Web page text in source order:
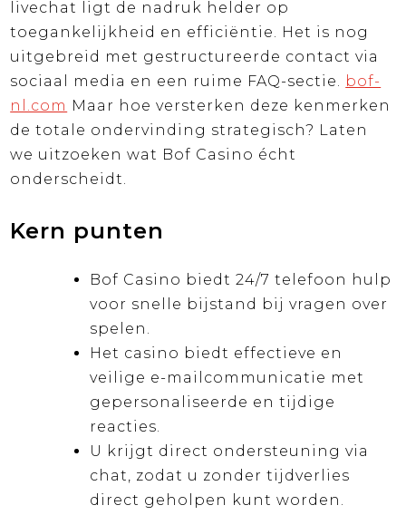
livechat ligt de nadruk helder op
toegankelijkheid en efficiëntie. Het is nog
uitgebreid met gestructureerde contact via
sociaal media en een ruime FAQ-sectie. bof-
nl.com Maar hoe versterken deze kenmerken
de totale ondervinding strategisch? Laten
we uitzoeken wat Bof Casino écht
onderscheidt.
Kern punten
Bof Casino biedt 24/7 telefoon hulp
voor snelle bijstand bij vragen over
spelen.
Het casino biedt effectieve en
veilige e-mailcommunicatie met
gepersonaliseerde en tijdige
reacties.
U krijgt direct ondersteuning via
chat, zodat u zonder tijdverlies
direct geholpen kunt worden.